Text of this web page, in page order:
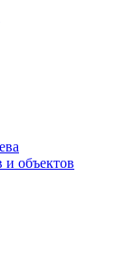
объектов